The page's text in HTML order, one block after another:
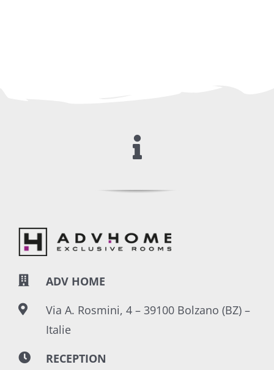
ADV HOME
Via A. Rosmini, 4 – 39100 Bolzano (BZ) –
Italie
RECEPTION